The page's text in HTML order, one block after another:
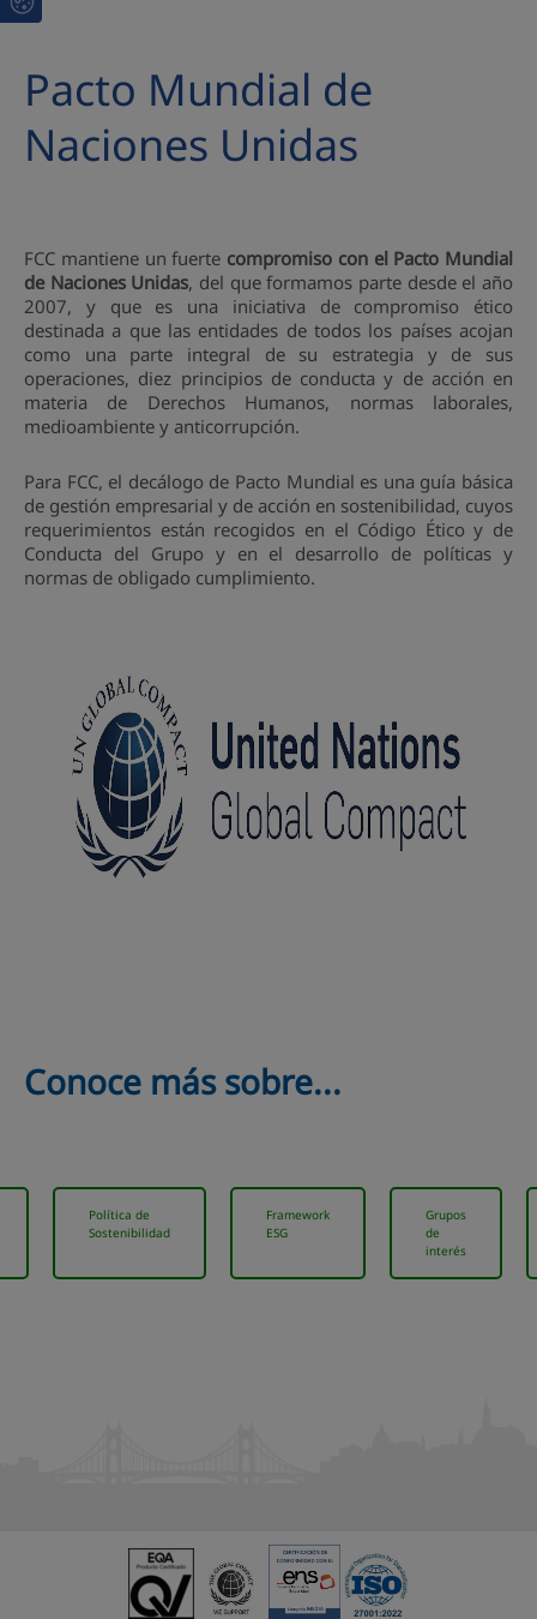
Pacto Mundial de
Naciones Unidas
FCC mantiene un fuerte compromiso con el Pacto Mundial
de Naciones Unidas, del que formamos parte desde el año
2007, y que es una iniciativa de compromiso ético
destinada a que las entidades de todos los países acojan
como una parte integral de su estrategia y de sus
operaciones, diez principios de conducta y de acción en
materia de Derechos Humanos, normas laborales,
medioambiente y anticorrupción.
Para FCC, el decálogo de Pacto Mundial es una guía básica
de gestión empresarial y de acción en sostenibilidad, cuyos
requerimientos están recogidos en el Código Ético y de
Conducta del Grupo y en el desarrollo de políticas y
normas de obligado cumplimiento.
Conoce más sobre...
Política de
Sostenibilidad
Framework
ESG
Grupos
de
interés